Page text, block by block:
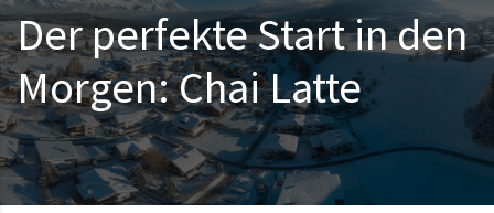
Der perfekte Start in den
Morgen: Chai Latte